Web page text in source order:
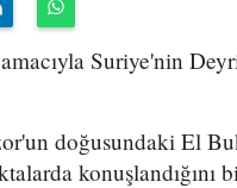
Suriye'nin
doğusundaki El
konuşlandığını